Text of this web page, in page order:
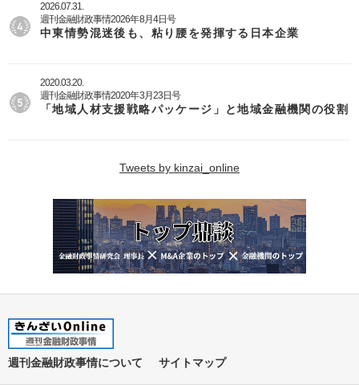
2026.07.31.
週刊金融財政事情2026年8月4日号
中東情勢混迷後も、粘り腰を発揮する日本企業
2020.03.20.
週刊金融財政事情2020年3月23日号
「地域人材支援戦略パッケージ」と地域金融機関の役割
Tweets by kinzai_online
週刊金融財政事情について サイトマップ